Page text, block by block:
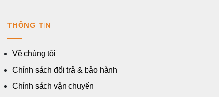
THÔNG TIN
Về chúng tôi
Chính sách đổi trả & bảo hành
Chính sách vận chuyển